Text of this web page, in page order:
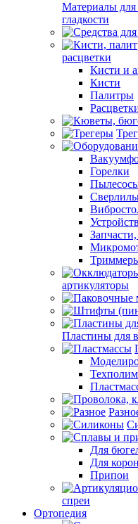
Материалы для
гладкости
расцветки
Кисти и
Кисти
Палитры
Горелки
артикуляторы
Пластины для
Для
Для
Припои
спреи
Ортопедия